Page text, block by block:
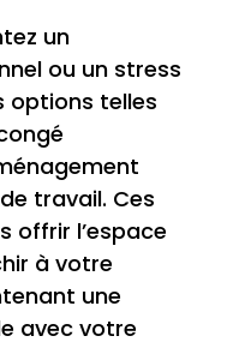
un
ou un stress
options telles
travail. Ces
offrir l’espace
à votre
une
avec votre